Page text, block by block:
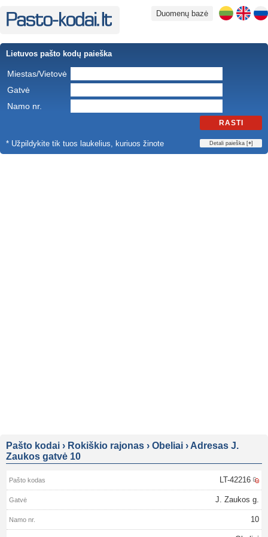
Duomenų bazė
Lietuvos pašto kodų paieška
Miestas/Vietovė
Gatvė
Namo nr.
RASTI
* Užpildykite tik tuos laukelius, kuriuos žinote Detali paieška [+]
Pašto kodai › Rokiškio rajonas › Obeliai › Adresas J.
Zaukos gatvė 10
LT-42216
J. Zaukos g.
10